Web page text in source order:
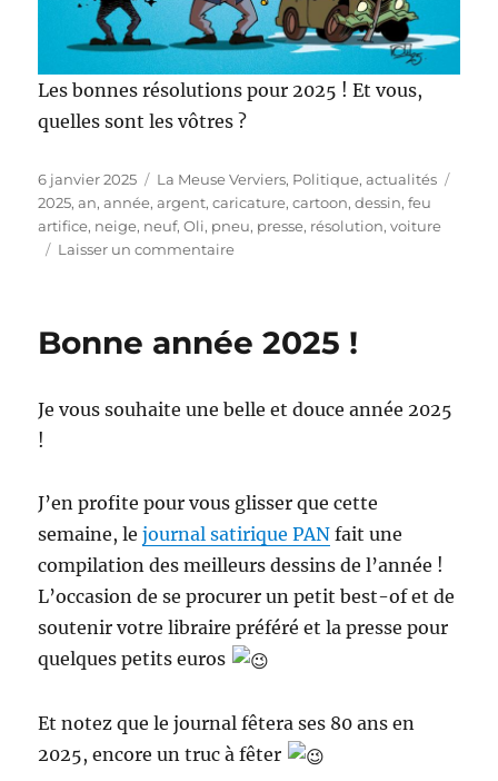
Les bonnes résolutions pour 2025 ! Et vous,
quelles sont les vôtres ?
Publié
le
6 janvier 2025 Catégories
La Meuse Verviers, Politique, actualités
2025,an,année,argent,caricature,cartoon,dessin,feu
artifice, neige, neuf,Oli, pneu, presse, résolution,voiture
Laisser un commentairesur
pour
Bonne année 2025 !
Je vous souhaite une belle et douce année 2025
!
J’en profite pour vous glisser que cette
semaine, lejournal satirique PAN fait une
compilation des meilleurs dessins de l’année !
L’occasion de se procurer un petit best-of et de
soutenir votre libraire préféré et la presse pour
quelques petits euros
Et notez que le journal fêtera ses 80 ans en
2025, encore un truc à fêter